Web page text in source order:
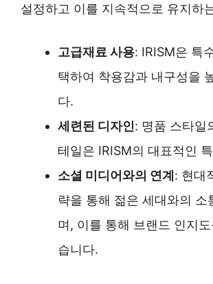
설정하고 이를 지속적으로 유지하
고급재료 사용: IRISM은 특
택하여 착용감과 내구성을
다.
세련된 디자인: 명품 스타일
테일은 IRISM의 대표적인
소셜 미디어와의 연계: 현대
략을 통해 젊은 세대와의 소
며, 이를 통해 브랜드 인지
습니다.